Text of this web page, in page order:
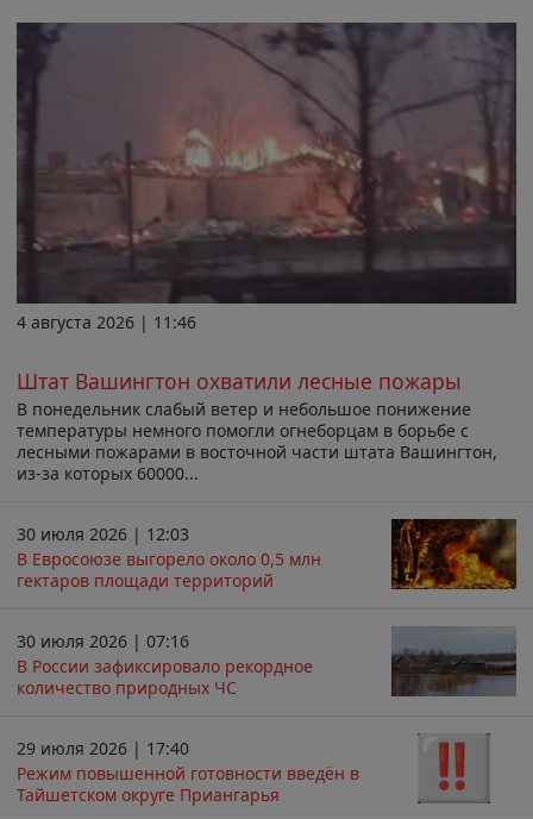
4 августа 2026 | 11:46
Штат Вашингтон охватили лесные пожары
В понедельник слабый ветер и небольшое понижение
температуры немного помогли огнеборцам в борьбе с
лесными пожарами в восточной части штата Вашингтон,
из-за которых 60000...
30 июля 2026 | 12:03
В Евросоюзе выгорело около 0,5 млн
гектаров площади территорий
30 июля 2026 | 07:16
В России зафиксировало рекордное
количество природных ЧС
29 июля 2026 | 17:40
Режим повышенной готовности введён в
Тайшетском округе Приангарья